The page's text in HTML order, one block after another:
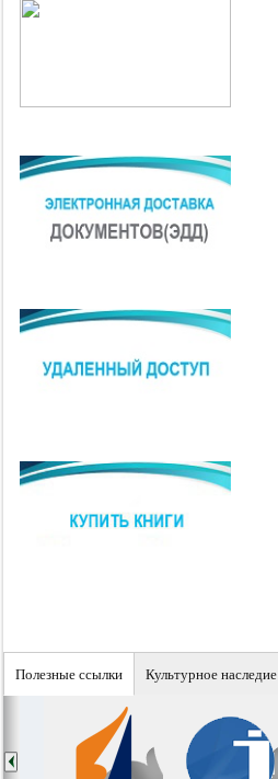
Полезные ссылки Культурное наследие